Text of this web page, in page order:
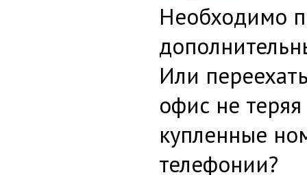
Необходимо
Или
офис не
купленные
телефонии?